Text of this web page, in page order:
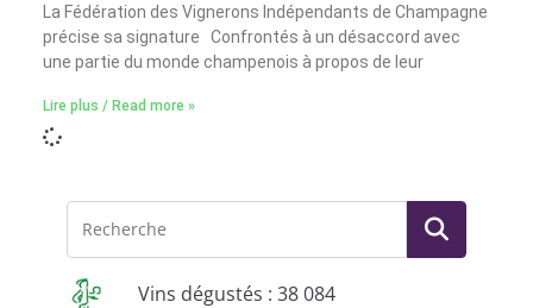
La Fédération des Vignerons Indépendants de Champagne
précise sa signature Confrontés à un désaccord avec
une partie du monde champenois à propos de leur
Lire plus / Read more »
Vins dégustés : 38 084